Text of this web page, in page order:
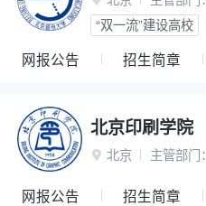
“双一流”建设高校
网报公告 招生简章
北京印刷学院
 北京 主管部门：
网报公告 招生简章